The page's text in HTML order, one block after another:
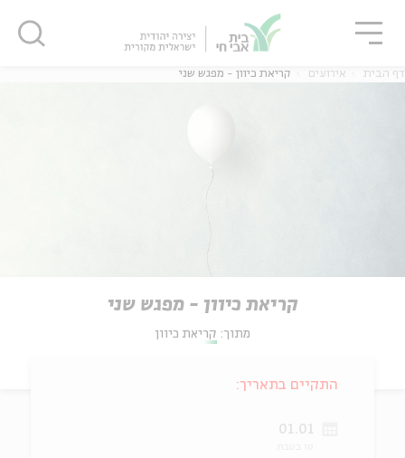
דף הבית אירועים קריאת כיוון - מפגש שני
קריאת כיוון - מפגש שני
מתוך: קריאת כיוון
התקיים בתאריך:
01.01
סגור